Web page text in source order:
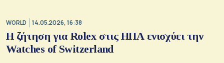
WORLD 14.05.2026, 16:38
Η ζήτηση για Rolex στις ΗΠΑ ενισχύει την
Watches of Switzerland